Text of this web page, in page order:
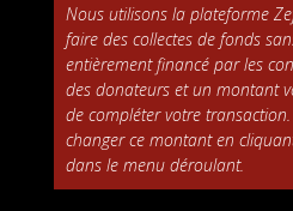
Nous utilisons la plateforme
faire des collectes de fonds
entièrement financé par les
des donateurs et un montant
de compléter votre
changer ce montant en
dans le menu déroulant.